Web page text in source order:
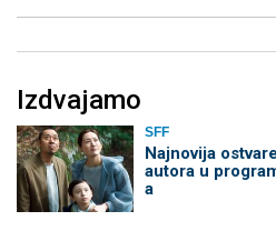
Izdvajamo
SFF
Najnovija
autora u
a